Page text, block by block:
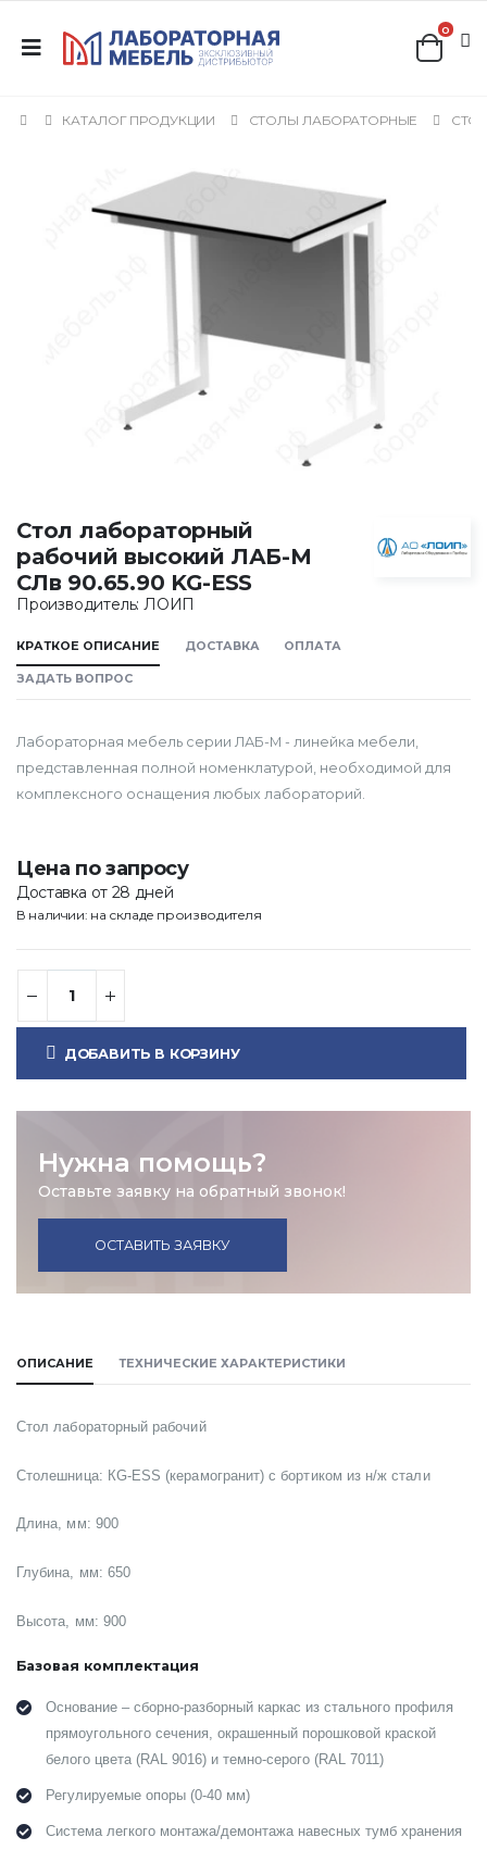
0
КАТАЛОГ ПРОДУКЦИИ СТОЛЫ ЛАБОРАТОРНЫЕ
Стол лабораторный
рабочий высокий ЛАБ-М
СЛв 90.65.90 KG-ESS
Производитель: ЛОИП
КРАТКОЕ ОПИСАНИЕ ДОСТАВКА ОПЛАТА
ЗАДАТЬ ВОПРОС
Лабораторная мебель серии ЛАБ-М - линейка мебели,
представленная полной номенклатурой, необходимой для
комплексного оснащения любых лабораторий.
Цена по запросу
Доставка от 28 дней
В наличии: на складе производителя
ДОБАВИТЬ В КОРЗИНУ
Нужна помощь?
Оставьте заявку на обратный звонок!
ОСТАВИТЬ ЗАЯВКУ
ОПИСАНИЕ ТЕХНИЧЕСКИЕ ХАРАКТЕРИСТИКИ
Стол лабораторный рабочий
Столешница: КG-ESS (керамогранит) с бортиком из н/ж стали
Длина, мм: 900
Глубина, мм: 650
Высота, мм: 900
Базовая комплектация
Основание – сборно-разборный каркас из стального профиля
прямоугольного сечения, окрашенный порошковой краской
белого цвета (RAL 9016) и темно-серого (RAL 7011)
Регулируемые опоры (0-40 мм)
Система легкого монтажа/демонтажа навесных тумб хранения